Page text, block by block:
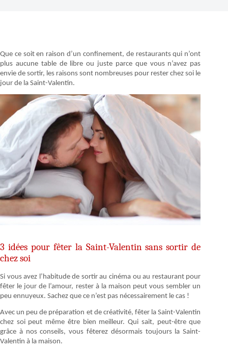
Que ce soit en raison d’un confinement, de restaurants qui n’ont
plus aucune table de libre ou juste parce que vous n’avez pas
envie de sortir, les raisons sont nombreuses pour rester chez soi le
jour de la Saint-Valentin.
3 idées pour fêter la Saint-Valentin sans sortir de
chez soi
Si vous avez l’habitude de sortir au cinéma ou au restaurant pour
fêter le jour de l’amour, rester à la maison peut vous sembler un
peu ennuyeux. Sachez que ce n’est pas nécessairement le cas !
Avec un peu de préparation et de créativité, fêter la Saint-Valentin
chez soi peut même être bien meilleur. Qui sait, peut-être que
grâce à nos conseils, vous fêterez désormais toujours la Saint-
Valentin à la maison.